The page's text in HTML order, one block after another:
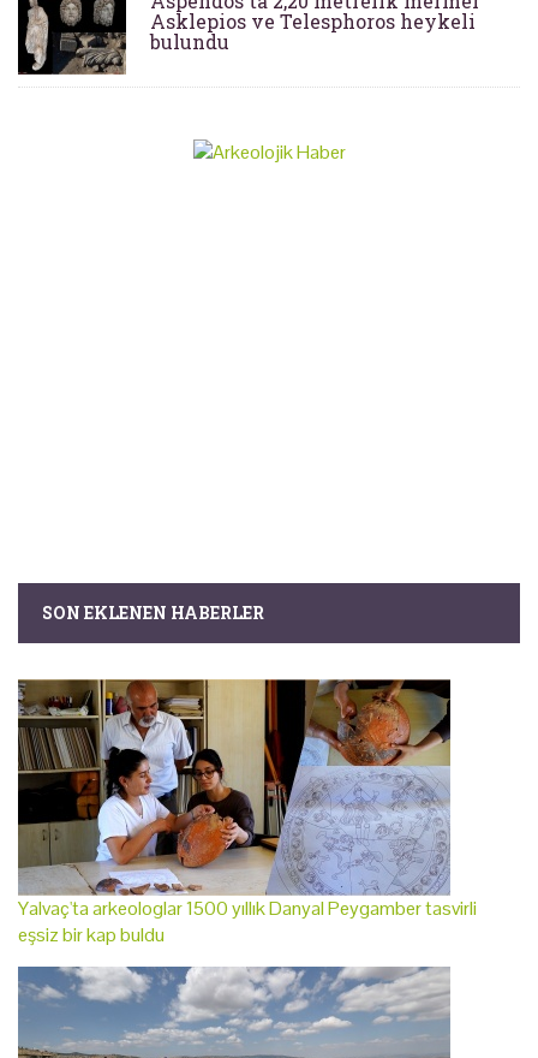
Asklepios ve Telesphoros heykeli
bulundu
SON EKLENEN HABERLER
Yalvaç'ta arkeologlar 1500 yıllık Danyal Peygamber tasvirli
eşsiz bir kap buldu